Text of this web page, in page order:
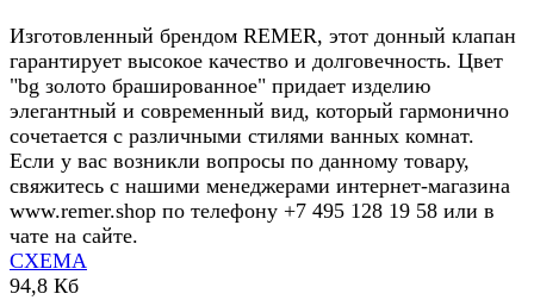
Изготовленный брендом REMER, этот донный клапан
гарантирует высокое качество и долговечность. Цвет
"bg золото брашированное" придает изделию
элегантный и современный вид, который гармонично
сочетается с различными стилями ванных комнат.
Если у вас возникли вопросы по данному товару,
свяжитесь с нашими менеджерами интернет-магазина
www.remer.shop по телефону +7 495 128 19 58 или в
чате на сайте.
СХЕМА
94,8 Кб